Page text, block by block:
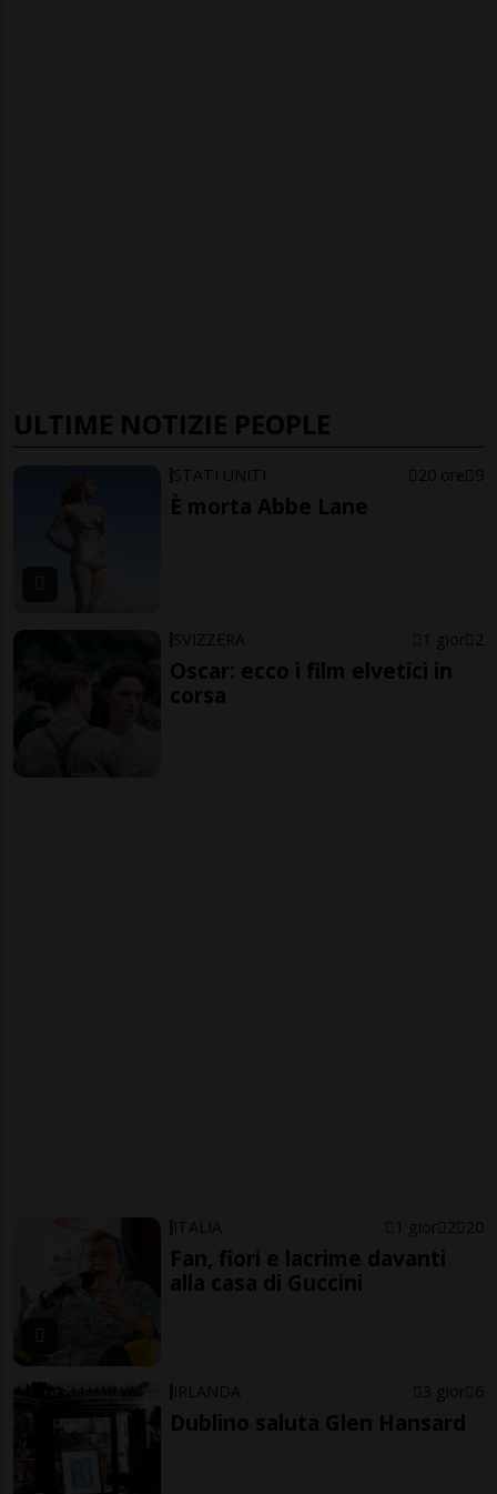
ULTIME NOTIZIE PEOPLE
STATI UNITI 20 ore 9
È morta Abbe Lane
SVIZZERA 1 gior 2
Oscar: ecco i film elvetici in
corsa
ITALIA 1 gior 2 20
Fan, fiori e lacrime davanti
alla casa di Guccini
IRLANDA 3 gior 6
Dublino saluta Glen Hansard